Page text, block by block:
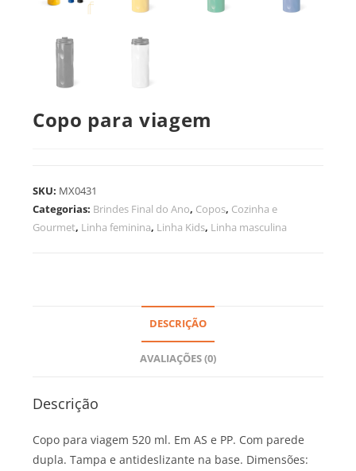
Copo para viagem
SKU: MX0431
Categorias: Brindes Final do Ano, Copos, Cozinha e
Gourmet, Linha feminina, Linha Kids, Linha masculina
DESCRIÇÃO
AVALIAÇÕES (0)
Descrição
Copo para viagem 520 ml. Em AS e PP. Com parede
dupla. Tampa e antideslizante na base. Dimensões: